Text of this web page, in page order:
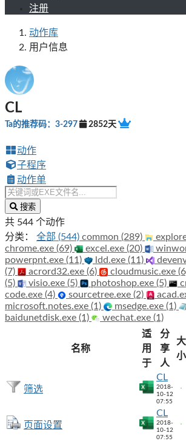
注册
动作库
用户信息
CL
Ta的推荐码：3-297 2852天
动作
子程序
动作单
搜索
共 544 个动作
分类：
全部 (544) common (289)
chrome.exe (69)
excel.exe (20)
powerpnt.exe (11)
ldd.exe (11)
(7)
acrord32.exe (6) cloudmusic.exe
(5)
visio.exe (5) photoshop.exe (5)
code.exe (4)
sourcetree.exe (2)
microsoft.notes.exe (1)
msedge.exe (1)
baidunetdisk.exe (1)
wechat.exe (1)
名称
适
用
于
分
享
人
大
小
筛选
CL
2018-
10-12
07:55
页面设置
CL
2018-
10-12
07:55